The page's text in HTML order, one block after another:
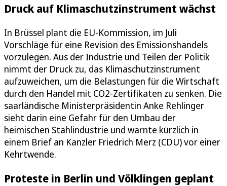
Druck auf Klimaschutzinstrument wächst
In Brüssel plant die EU-Kommission, im Juli
Vorschläge für eine Revision des Emissionshandels
vorzulegen. Aus der Industrie und Teilen der Politik
nimmt der Druck zu, das Klimaschutzinstrument
aufzuweichen, um die Belastungen für die Wirtschaft
durch den Handel mit CO2-Zertifikaten zu senken. Die
saarländische Ministerpräsidentin Anke Rehlinger
sieht darin eine Gefahr für den Umbau der
heimischen Stahlindustrie und warnte kürzlich in
einem Brief an Kanzler Friedrich Merz (CDU) vor einer
Kehrtwende.
Proteste in Berlin und Völklingen geplant